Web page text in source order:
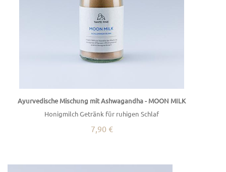
Ayurvedische Mischung mit Ashwagandha - MOON MILK
Honigmilch Getränk für ruhigen Schlaf
7,90 €